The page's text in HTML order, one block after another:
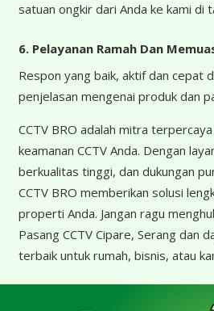
satuan ongkir dari Anda ke kami di
6. Pelayanan Ramah Dan
Respon yang baik, aktif dan cepat
penjelasan mengenai produk dan
CCTV BRO adalah mitra
keamanan CCTV Anda. Dengan
berkualitas tinggi, dan dukungan
CCTV BRO memberikan solusi
properti Anda. Jangan ragu
Pasang CCTV Cipare, Serang dan
terbaik untuk rumah, bisnis, atau